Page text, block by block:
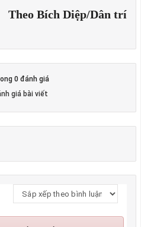
Theo Bích Diệp/Dân trí
0 đánh giá
giá bài viết